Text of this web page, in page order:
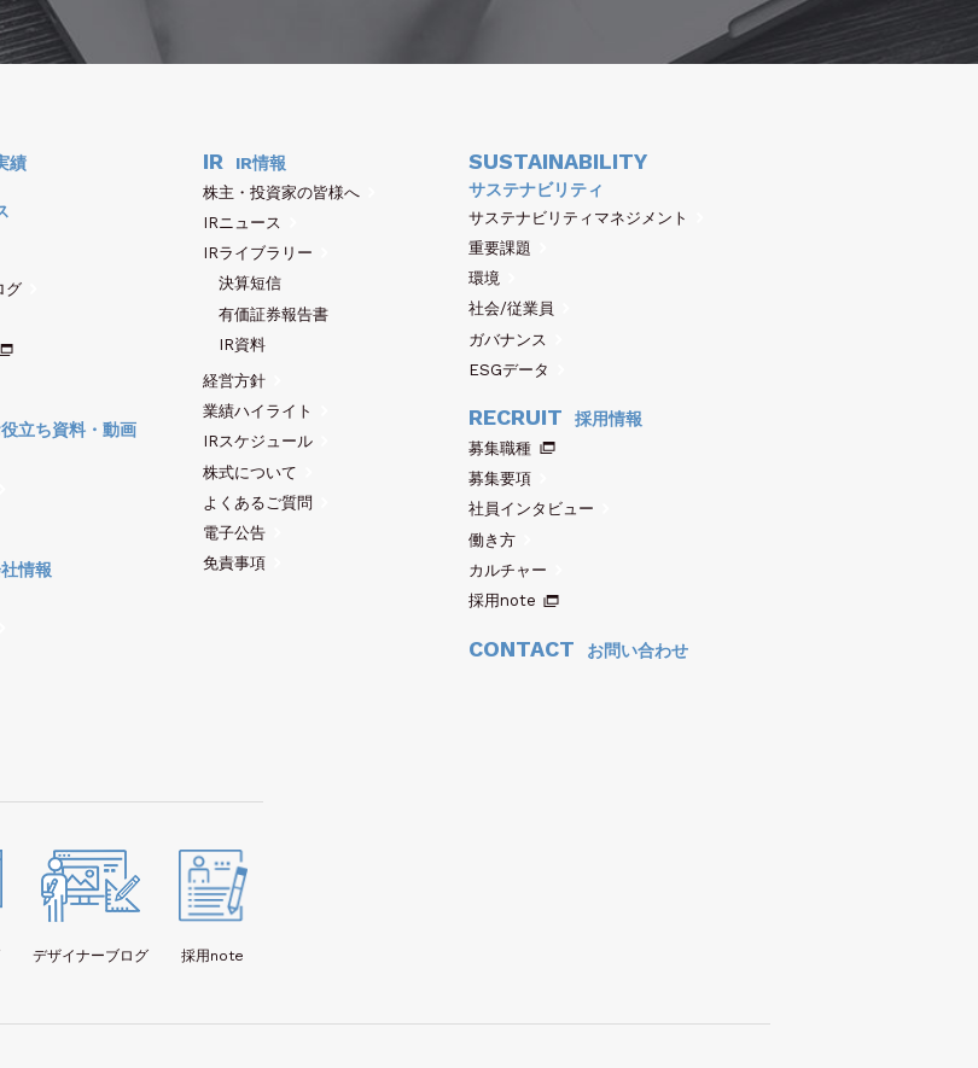
績
グ
立ち資料・動画
情報
IR IR情報
株主・投資家の皆様へ
IRニュース
IRライブラリー
決算短信
有価証券報告書
IR資料
経営方針
業績ハイライト
IRスケジュール
株式について
よくあるご質問
電子公告
免責事項
SUSTAINABILITY
サステナビリティ
サステナビリティマネジメント
重要課題
環境
社会/従業員
ガバナンス
ESGデータ
RECRUIT 採用情報
募集職種
募集要項
社員インタビュー
働き方
カルチャー
採用note
CONTACT お問い合わせ
デザイナーブログ 採用note